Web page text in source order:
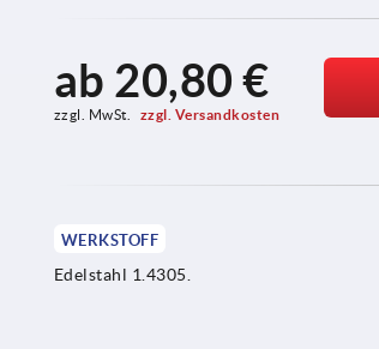
ab 20,80 €
zzgl. MwSt. zzgl. Versandkosten
WERKSTOFF
Edelstahl 1.4305.